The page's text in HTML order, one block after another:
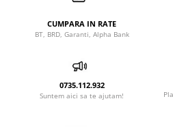
CUMPARA IN RATE
BT, BRD, Garanti, Alpha Bank
0735.112.932
Suntem aici sa te ajutam!